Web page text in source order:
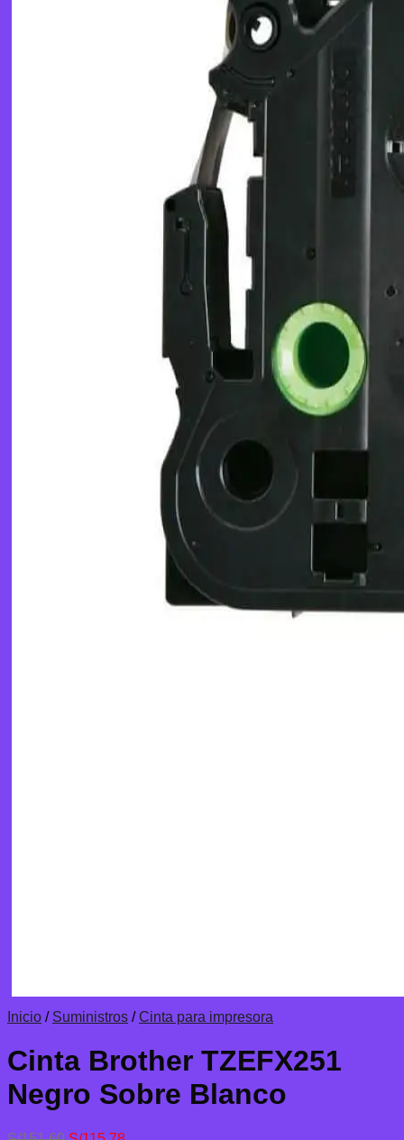
Inicio / Suministros / Cinta para impresora
Cinta Brother TZEFX251
Negro Sobre Blanco